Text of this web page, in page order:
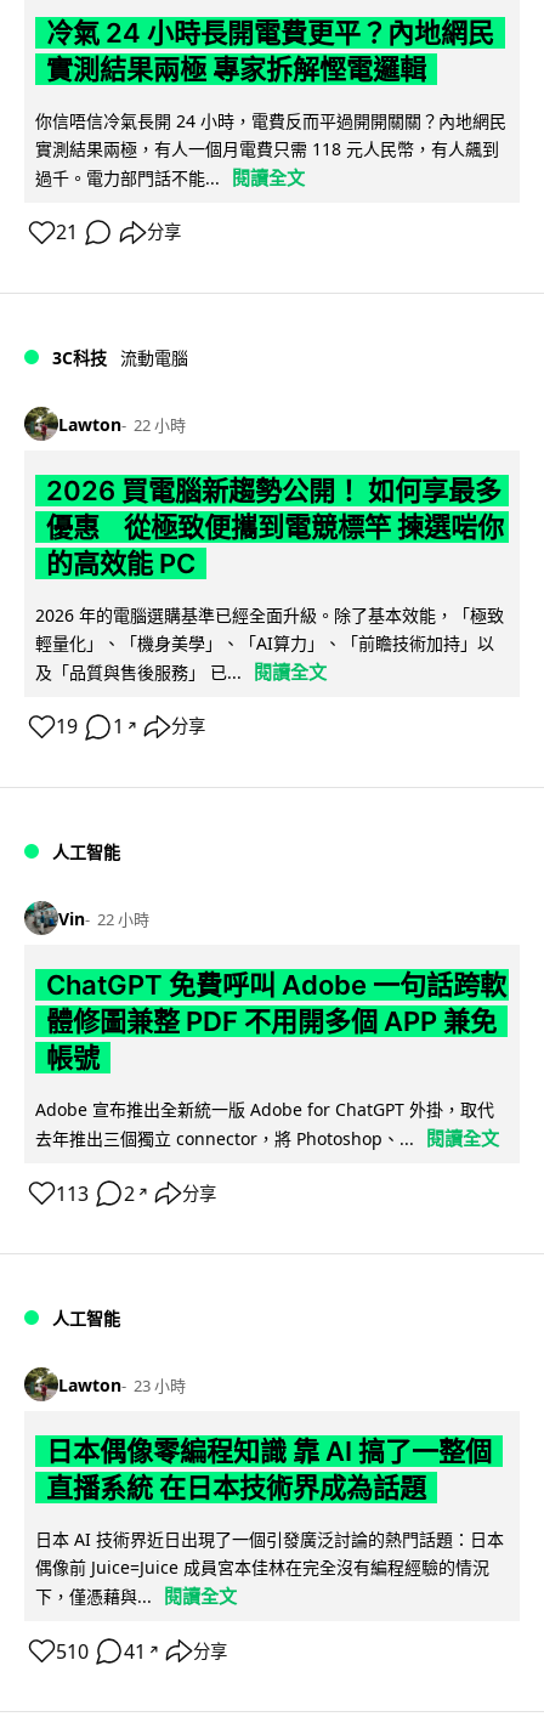
冷氣 24 小時長開電費更平？內地網民
實測結果兩極 專家拆解慳電邏輯
你信唔信冷氣長開 24 小時，電費反而平過開開關關？內地網民
實測結果兩極，有人一個月電費只需 118 元人民幣，有人飆到
過千。電力部門話不能...
閱讀全文
21 分享
3C科技 流動電腦
Lawton 22 小時
2026 買電腦新趨勢公開！ 如何享最多
優惠 從極致便攜到電競標竿 揀選啱你
的高效能 PC
2026 年的電腦選購基準已經全面升級。除了基本效能，「極致
輕量化」、「機身美學」、「AI算力」、「前瞻技術加持」以
及「品質與售後服務」 已...
閱讀全文
19 1 ↗ 分享
人工智能
Vin 22 小時
ChatGPT 免費呼叫 Adobe 一句話跨軟
體修圖兼整 PDF 不用開多個 APP 兼免
帳號
Adobe 宣布推出全新統一版 Adobe for ChatGPT 外掛，取代
去年推出三個獨立 connector，將 Photoshop、...
閱讀全文
113 2 ↗ 分享
人工智能
Lawton 23 小時
日本偶像零編程知識 靠 AI 搞了一整個
直播系統 在日本技術界成為話題
日本 AI 技術界近日出現了一個引發廣泛討論的熱門話題：日本
偶像前 Juice=Juice 成員宮本佳林在完全沒有編程經驗的情況
下，僅憑藉與...
閱讀全文
510 41 ↗ 分享